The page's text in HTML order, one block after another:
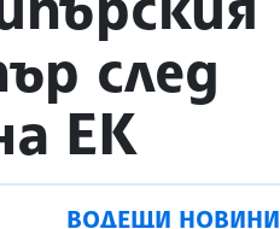
след
ЕК
ВОДЕЩИ НОВИНИ